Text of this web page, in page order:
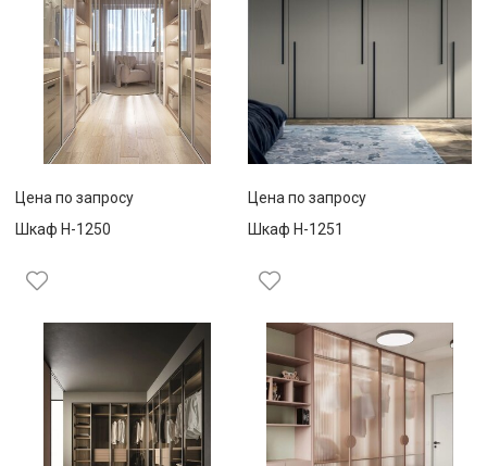
Цена по запросу
Шкаф Н-1250
Цена по запросу
Шкаф Н-1251